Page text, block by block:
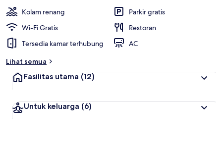
Kolam renang
Parkir gratis
Wi-Fi Gratis
Restoran
Tersedia kamar terhubung
AC
Lihat semua
Fasilitas utama (12)
Untuk keluarga (6)